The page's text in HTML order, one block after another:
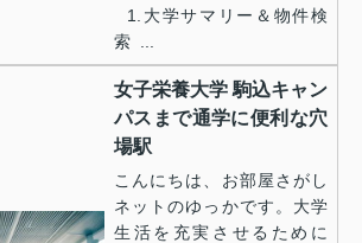
1.大学サマリー＆物件検
索 ...
女子栄養大学 駒込キャン
パスまで通学に便利な穴
場駅
こんにちは、お部屋さがし
ネットのゆっかです。大学
生活を充実させるために